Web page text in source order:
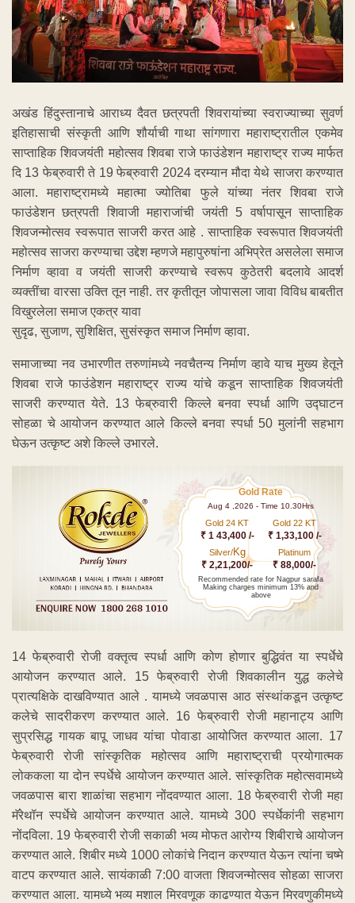
अखंड हिंदुस्तानाचे आराध्य दैवत छत्रपती शिवरायांच्या स्वराज्याच्या सुवर्ण
इतिहासाची संस्कृती आणि शौर्याची गाथा सांगणारा महाराष्ट्रातील एकमेव
साप्ताहिक शिवजयंती महोत्सव शिवबा राजे फाउंडेशन महाराष्ट्र राज्य मार्फत
दि 13 फेब्रुवारी ते 19 फेब्रुवारी 2024 दरम्यान मौदा येथे साजरा करण्यात
आला. महाराष्ट्रामध्ये महात्मा ज्योतिबा फुले यांच्या नंतर शिवबा राजे
फाउंडेशन छत्रपती शिवाजी महाराजांची जयंती 5 वर्षापासून साप्ताहिक
शिवजन्मोत्सव स्वरूपात साजरी करत आहे . साप्ताहिक स्वरूपात शिवजयंती
महोत्सव साजरा करण्याचा उद्देश म्हणजे महापुरुषांना अभिप्रेत असलेला समाज
निर्माण व्हावा व जयंती साजरी करण्याचे स्वरूप कुठेतरी बदलावे आदर्श
व्यक्तींचा वारसा उक्ति तून नाही. तर कृतीतून जोपासला जावा विविध बाबतीत
विखुरलेला समाज एकत्र यावा
सुदृढ, सुजाण, सुशिक्षित, सुसंस्कृत समाज निर्माण व्हावा.
समाजाच्या नव उभारणीत तरुणांमध्ये नवचैतन्य निर्माण व्हावे याच मुख्य हेतूने
शिवबा राजे फाउंडेशन महाराष्ट्र राज्य यांचे कडून साप्ताहिक शिवजयंती
साजरी करण्यात येते. 13 फेब्रुवारी किल्ले बनवा स्पर्धा आणि उद्घाटन
सोहळा चे आयोजन करण्यात आले किल्ले बनवा स्पर्धा 50 मुलांनी सहभाग
घेऊन उत्कृष्ट अशे किल्ले उभारले.
Gold Rate
Aug 4 ,2026 - Time 10.30Hrs
Gold 24 KT
₹ 1 43,400 /-
Gold 22 KT
₹ 1,33,100 /-
Silver/Kg
₹ 2,21,200/-
Platinum
₹ 88,000/-
Recommended rate for Nagpur sarafa
Making charges minimum 13% and
above
14 फेब्रुवारी रोजी वक्तृत्व स्पर्धा आणि कोण होणार बुद्धिवंत या स्पर्धेचे
आयोजन करण्यात आले. 15 फेब्रुवारी रोजी शिवकालीन युद्ध कलेचे
प्रात्यक्षिके दाखविण्यात आले . यामध्ये जवळपास आठ संस्थांकडून उत्कृष्ट
कलेचे सादरीकरण करण्यात आले. 16 फेब्रुवारी रोजी महानाट्य आणि
सुप्रसिद्ध गायक बापू जाधव यांचा पोवाडा आयोजित करण्यात आला. 17
फेब्रुवारी रोजी सांस्कृतिक महोत्सव आणि महाराष्ट्राची प्रयोगात्मक
लोककला या दोन स्पर्धेचे आयोजन करण्यात आले. सांस्कृतिक महोत्सवामध्ये
जवळपास बारा शाळांचा सहभाग नोंदवण्यात आला. 18 फेब्रुवारी रोजी महा
मॅरेथॉन स्पर्धेचे आयोजन करण्यात आले. यामध्ये 300 स्पर्धेकांनी सहभाग
नोंदविला. 19 फेब्रुवारी रोजी सकाळी भव्य मोफत आरोग्य शिबीराचे आयोजन
करण्यात आले. शिबीर मध्ये 1000 लोकांचे निदान करण्यात येऊन त्यांना चष्मे
वाटप करण्यात आले. सायंकाळी 7:00 वाजता शिवजन्मोत्सव सोहळा साजरा
करण्यात आला. यामध्ये भव्य मशाल मिरवणूक काढण्यात येऊन मिरवणुकीमध्ये